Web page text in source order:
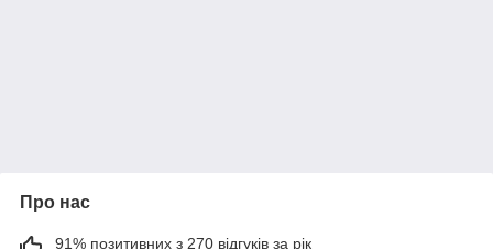
Про нас
91% позитивних з 270 відгуків за рік